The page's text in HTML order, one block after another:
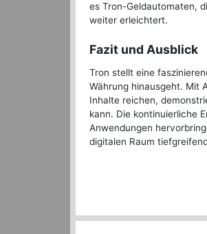
es Tron-Geldautomaten,
weiter erleichtert.
Fazit und Ausblick
Tron stellt eine
Währung hinausgeht. Mit
Inhalte reichen,
kann. Die kontinuierliche
Anwendungen
digitalen Raum